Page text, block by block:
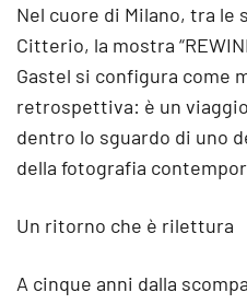
Nel cuore di Milano, tra le
Citterio, la mostra
Gastel si configura come
retrospettiva: è un
dentro lo sguardo di uno
della fotografia
Un ritorno che è rilettura
A cinque anni dalla